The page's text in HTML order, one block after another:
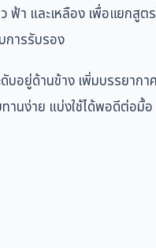
ฟ้า และเหลือง เพื่อแยกสู
การรับรอง
อยู่ด้านข้าง เพิ่มบรรยาก
นง่าย แบ่งใช้ได้พอดีต่อมื้อ